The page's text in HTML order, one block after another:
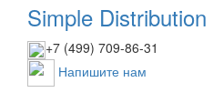
Simple Distribution
+7 (499) 709-86-31
Напишите нам